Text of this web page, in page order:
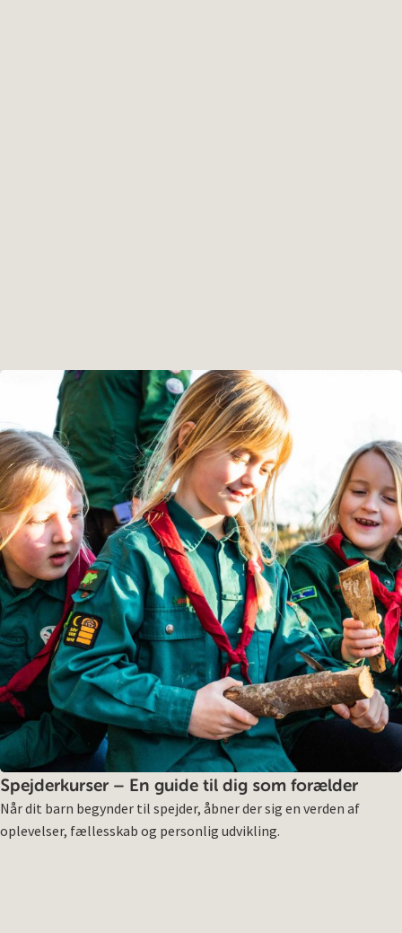
Spejderkurser – En guide til dig som forælder
Når dit barn begynder til spejder, åbner der sig en verden af
oplevelser, fællesskab og personlig udvikling.